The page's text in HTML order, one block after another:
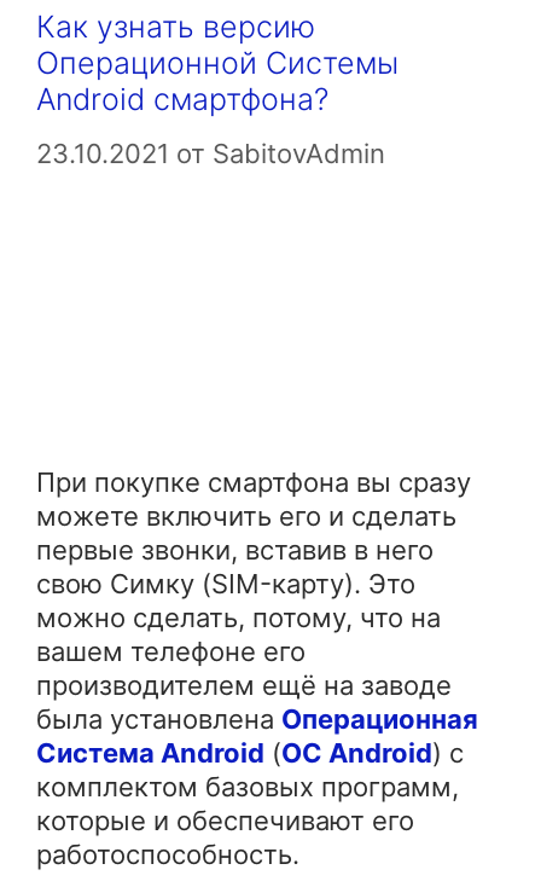
Как узнать версию
Операционной Системы
Android смартфона?
23.10.2021 от SabitovAdmin
При покупке смартфона вы сразу
можете включить его и сделать
первые звонки, вставив в него
свою Симку (SIM-карту). Это
можно сделать, потому, что на
вашем телефоне его
производителем ещё на заводе
была установлена Операционная
Система Android (ОС Android) с
комплектом базовых программ,
которые и обеспечивают его
работоспособность.